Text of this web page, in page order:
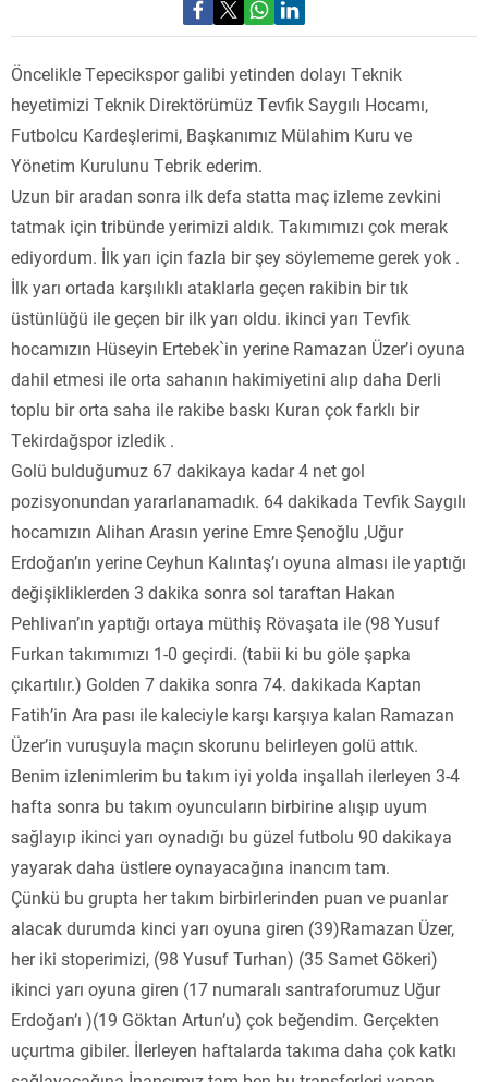
Öncelikle Tepecikspor galibi yetinden dolayı Teknik
heyetimizi Teknik Direktörümüz Tevfik Saygılı Hocamı,
Futbolcu Kardeşlerimi, Başkanımız Mülahim Kuru ve
Yönetim Kurulunu Tebrik ederim.
Uzun bir aradan sonra ilk defa statta maç izleme zevkini
tatmak için tribünde yerimizi aldık. Takımımızı çok merak
ediyordum. İlk yarı için fazla bir şey söylememe gerek yok .
İlk yarı ortada karşılıklı ataklarla geçen rakibin bir tık
üstünlüğü ile geçen bir ilk yarı oldu. ikinci yarı Tevfik
hocamızın Hüseyin Ertebek`in yerine Ramazan Üzer’i oyuna
dahil etmesi ile orta sahanın hakimiyetini alıp daha Derli
toplu bir orta saha ile rakibe baskı Kuran çok farklı bir
Tekirdağspor izledik .
Golü bulduğumuz 67 dakikaya kadar 4 net gol
pozisyonundan yararlanamadık. 64 dakikada Tevfik Saygılı
hocamızın Alihan Arasın yerine Emre Şenoğlu ,Uğur
Erdoğan’ın yerine Ceyhun Kalıntaş’ı oyuna alması ile yaptığı
değişikliklerden 3 dakika sonra sol taraftan Hakan
Pehlivan’ın yaptığı ortaya müthiş Rövaşata ile (98 Yusuf
Furkan takımımızı 1-0 geçirdi. (tabii ki bu göle şapka
çıkartılır.) Golden 7 dakika sonra 74. dakikada Kaptan
Fatih’in Ara pası ile kaleciyle karşı karşıya kalan Ramazan
Üzer’in vuruşuyla maçın skorunu belirleyen golü attık.
Benim izlenimlerim bu takım iyi yolda inşallah ilerleyen 3-4
hafta sonra bu takım oyuncuların birbirine alışıp uyum
sağlayıp ikinci yarı oynadığı bu güzel futbolu 90 dakikaya
yayarak daha üstlere oynayacağına inancım tam.
Çünkü bu grupta her takım birbirlerinden puan ve puanlar
alacak durumda kinci yarı oyuna giren (39)Ramazan Üzer,
her iki stoperimizi, (98 Yusuf Turhan) (35 Samet Gökeri)
ikinci yarı oyuna giren (17 numaralı santraforumuz Uğur
Erdoğan’ı )(19 Göktan Artun’u) çok beğendim. Gerçekten
uçurtma gibiler. İlerleyen haftalarda takıma daha çok katkı